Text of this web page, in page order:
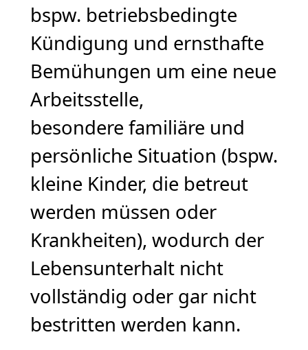
bspw. betriebsbedingte
Kündigung und ernsthafte
Bemühungen um eine neue
Arbeitsstelle,
besondere familiäre und
persönliche Situation (bspw.
kleine Kinder, die betreut
werden müssen oder
Krankheiten), wodurch der
Lebensunterhalt nicht
vollständig oder gar nicht
bestritten werden kann.